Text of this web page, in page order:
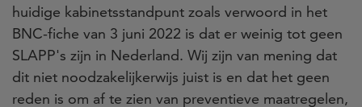
huidige kabinetsstandpunt zoals verwoord in het
BNC-fiche van 3 juni 2022 is dat er weinig tot geen
SLAPP's zijn in Nederland. Wij zijn van mening dat
dit niet noodzakelijkerwijs juist is en dat het geen
reden is om af te zien van preventieve maatregelen,